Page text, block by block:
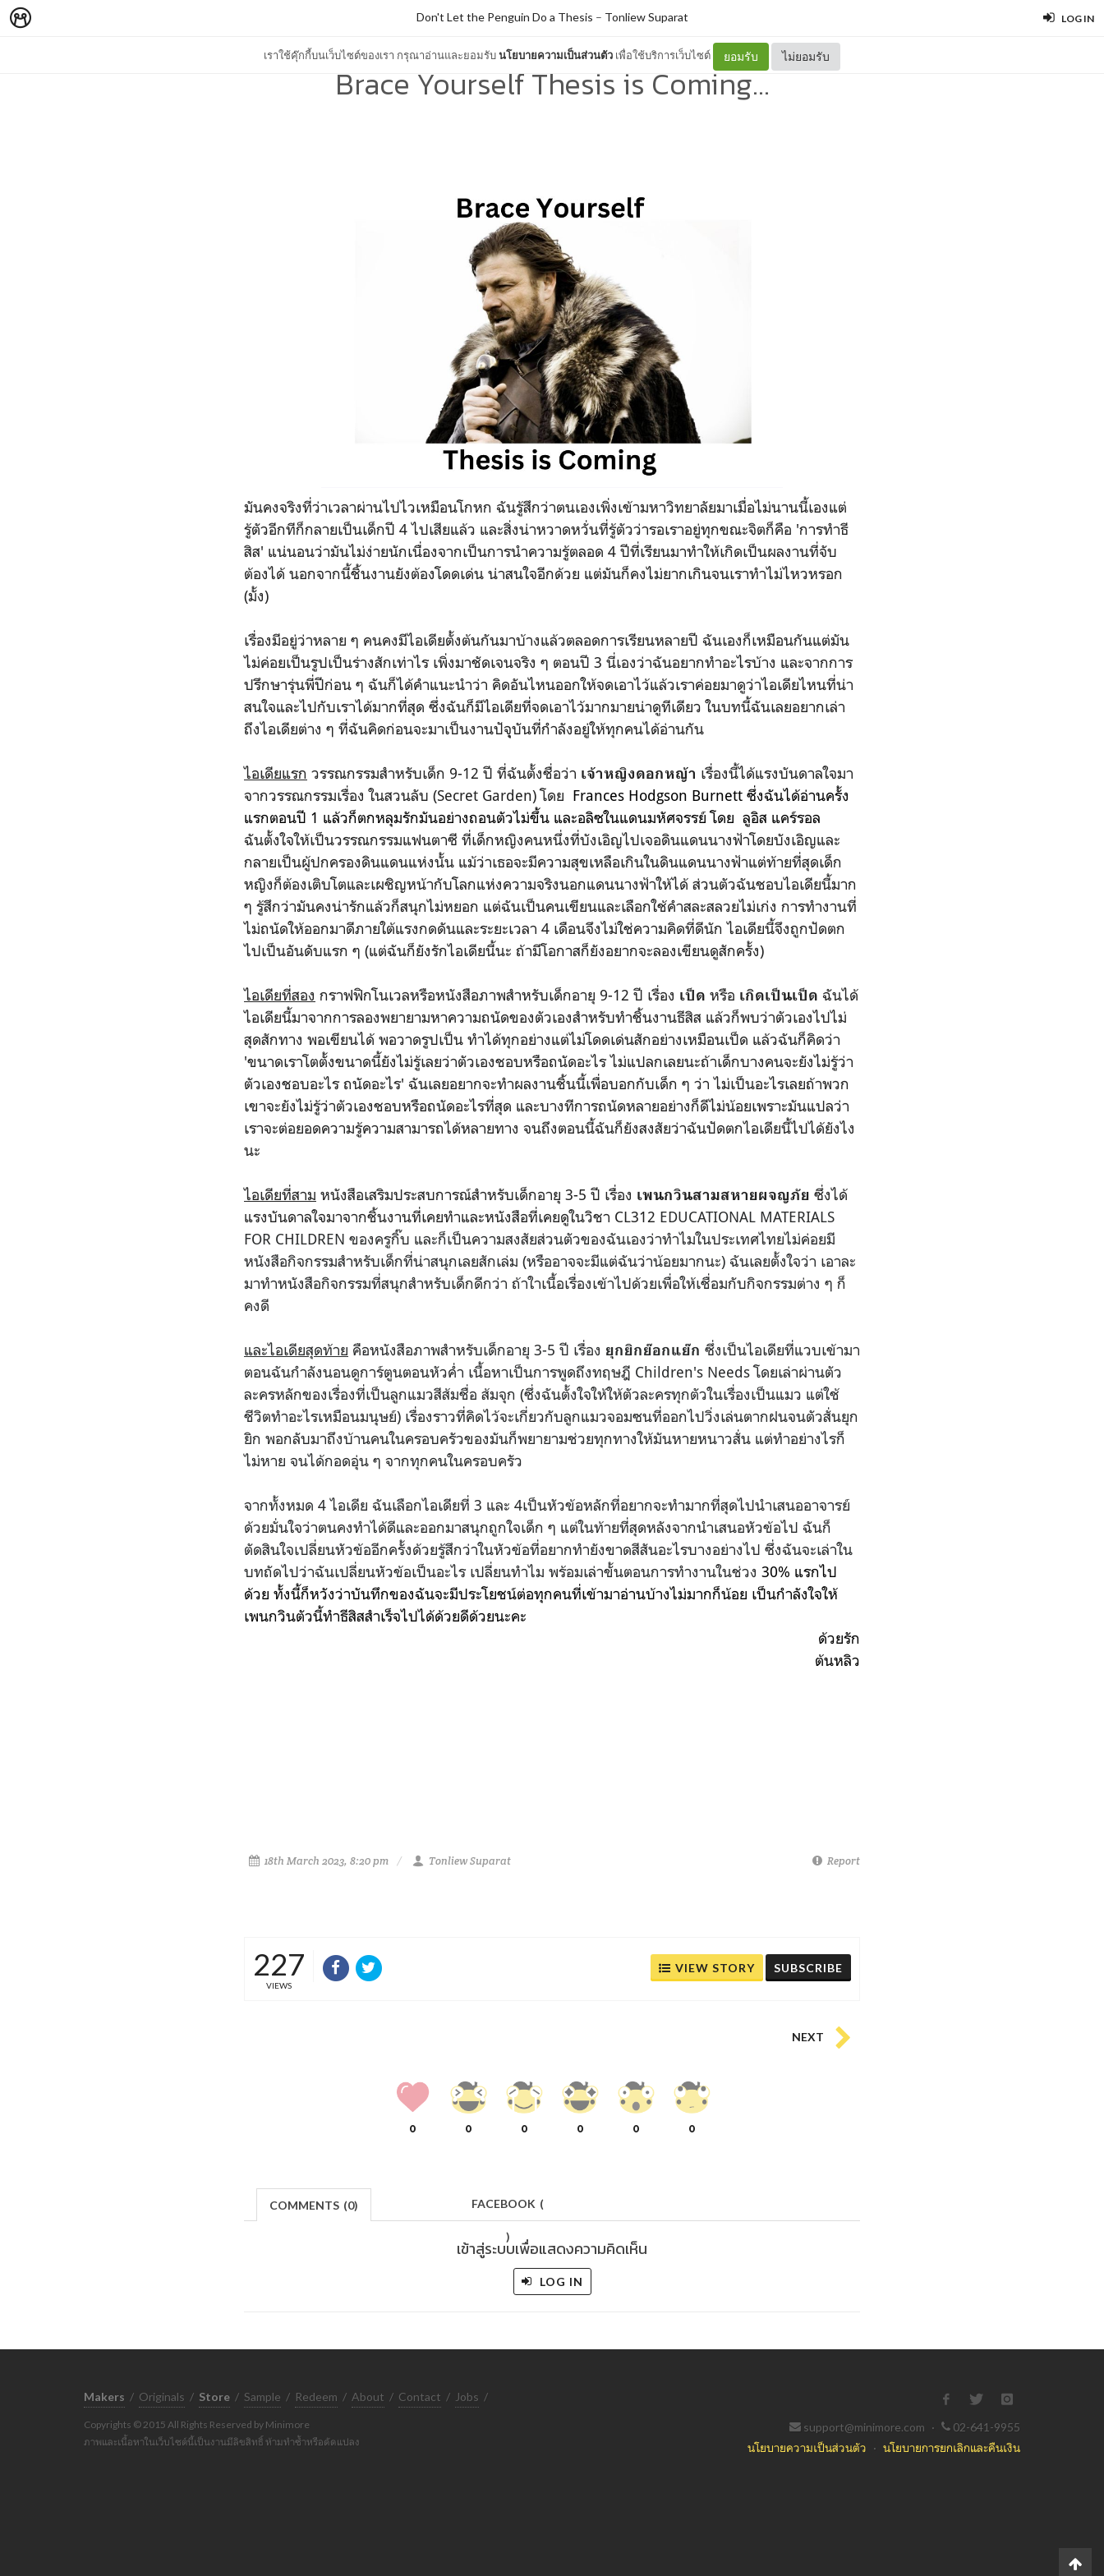
LOG IN
เราใช้คุ๊กกี้บนเว็บไซต์ของเรา กรุณาอ่านและยอมรับนโยบายความเป็นส่วนตัว เพื่อใช้บริการเว็บไซต์ ยอมรับ ไม่ยอมรับ
Don't Let the Penguin Do a Thesis – Tonliew Suparat
Brace Yourself Thesis is Coming...
มันคงจริงที่ว่าเวลาผ่านไปไวเหมือนโกหก ฉันรู้สึกว่าตนเองเพิ่งเข้ามหาวิทยาลัยมาเมื่อไม่นานนี้เองแต่
รู้ตัวอีกทีก็กลายเป็นเด็กปี 4 ไปเสียแล้ว และสิ่งน่าหวาดหวั่นที่รู้ตัวว่ารอเราอยู่ทุกขณะจิตก็คือ 'การทำธี
สิส' แน่นอนว่ามันไม่ง่ายนักเนื่องจากเป็นการนำความรู้ตลอด 4 ปีที่เรียนมาทำให้เกิดเป็นผลงานที่จับ
ต้องได้ นอกจากนี้ชิ้นงานยังต้องโดดเด่น น่าสนใจอีกด้วย แต่มันก็คงไม่ยากเกินจนเราทำไม่ไหวหรอก
(มั้ง)
เรื่องมีอยู่ว่าหลาย ๆ คนคงมีไอเดียตั้งต้นกันมาบ้างแล้วตลอดการเรียนหลายปี ฉันเองก็เหมือนกันแต่มัน
ไม่ค่อยเป็นรูปเป็นร่างสักเท่าไร เพิ่งมาชัดเจนจริง ๆ ตอนปี 3 นี่เองว่าฉันอยากทำอะไรบ้าง และจากการ
ปรึกษารุ่นพี่ปีก่อน ๆ ฉันก็ได้คำแนะนำว่า คิดอันไหนออกให้จดเอาไว้แล้วเราค่อยมาดูว่าไอเดียไหนที่น่า
สนใจและไปกับเราได้มากที่สุด ซึ่งฉันก็มีไอเดียที่จดเอาไว้มากมายน่าดูทีเดียว ในบทนี้ฉันเลยอยากเล่า
ถึงไอเดียต่าง ๆ ที่ฉันคิดก่อนจะมาเป็นงานปัจุุบันที่กำลังอยู่ให้ทุกคนได้อ่านกัน
ไอเดียแรก วรรณกรรมสำหรับเด็ก 9-12 ปี ที่ฉันตั้งชื่อว่า เจ้าหญิงดอกหญ้า เรื่องนี้ได้แรงบันดาลใจมา
จากวรรณกรรมเรื่อง ในสวนลับ (Secret Garden) โดย Frances Hodgson Burnett ซึ่งฉันได้อ่านครั้ง
แรกตอนปี 1 แล้วก็ตกหลุมรักมันอย่างถอนตัวไม่ขึ้น และอลิซในแดนมหัศจรรย์ โดย ลูอิส แคร์รอล
ฉันตั้งใจให้เป็นวรรณกรรมแฟนตาซี ที่เด็กหญิงคนหนึ่งที่บังเอิญไปเจอดินแดนนางฟ้าโดยบังเอิญและ
กลายเป็นผู้ปกครองดินแดนแห่งนั้น แม้ว่าเธอจะมีความสุขเหลือเกินในดินแดนนางฟ้าแต่ท้ายที่สุดเด็ก
หญิงก็ต้องเติบโตและเผชิญหน้ากับโลกแห่งความจริงนอกแดนนางฟ้าให้ได้ ส่วนตัวฉันชอบไอเดียนี้มาก
ๆ รู้สึกว่ามันคงน่ารักแล้วก็สนุกไม่หยอก แต่ฉันเป็นคนเขียนและเลือกใช้คำสละสลวยไม่เก่ง การทำงานที่
ไม่ถนัดให้ออกมาดีภายใต้แรงกดดันและระยะเวลา 4 เดือนจึงไม่ใช่ความคิดที่ดีนัก ไอเดียนี้จึงถูกปัดตก
ไปเป็นอันดับแรก ๆ (แต่ฉันก็ยังรักไอเดียนี้นะ ถ้ามีโอกาสก็ยังอยากจะลองเขียนดูสักครั้ง)
ไอเดียที่สอง กราฟฟิกโนเวลหรือหนังสือภาพสำหรับเด็กอายุ 9-12 ปี เรื่อง เป็ด หรือ เกิดเป็นเป็ด ฉันได้
ไอเดียนี้มาจากการลองพยายามหาความถนัดของตัวเองสำหรับทำชิ้นงานธีสิส แล้วก็พบว่าตัวเองไปไม่
สุดสักทาง พอเขียนได้ พอวาดรูปเป็น ทำได้ทุกอย่างแต่ไม่โดดเด่นสักอย่างเหมือนเป็ด แล้วฉันก็คิดว่า
'ขนาดเราโตตั้งขนาดนี้ยังไม่รู้เลยว่าตัวเองชอบหรือถนัดอะไร ไม่แปลกเลยนะถ้าเด็กบางคนจะยังไม่รู้ว่า
ตัวเองชอบอะไร ถนัดอะไร' ฉันเลยอยากจะทำผลงานชิ้นนี้เพื่อบอกกับเด็ก ๆ ว่า ไม่เป็นอะไรเลยถ้าพวก
เขาจะยังไม่รู้ว่าตัวเองชอบหรือถนัดอะไรที่สุด และบางทีการถนัดหลายอย่างก็ดีไม่น้อยเพราะมันแปลว่า
เราจะต่อยอดความรู้ความสามารถได้หลายทาง จนถึงตอนนี้ฉันก็ยังสงสัยว่าฉันปัดตกไอเดียนี้ไปได้ยังไง
นะ
ไอเดียที่สาม หนังสือเสริมประสบการณ์สำหรับเด็กอายุ 3-5 ปี เรื่อง เพนกวินสามสหายผจญภัย ซึ่งได้
แรงบันดาลใจมาจากชิ้นงานที่เคยทำและหนังสือที่เคยดูในวิชา CL312 EDUCATIONAL MATERIALS
FOR CHILDREN ของครูกิ๊บ และก็เป็นความสงสัยส่วนตัวของฉันเองว่าทำไมในประเทศไทยไม่ค่อยมี
หนังสือกิจกรรมสำหรับเด็กที่น่าสนุกเลยสักเล่ม (หรืออาจจะมีแต่ฉันว่าน้อยมากนะ) ฉันเลยตั้งใจว่า เอาละ
มาทำหนังสือกิจกรรมที่สนุกสำหรับเด็กดีกว่า ถ้าใาเนื้อเรื่องเข้าไปด้วยเพื่อให้เชื่อมกับกิจกรรมต่าง ๆ ก็
คงดี
และไอเดียสุดท้าย คือหนังสือภาพสำหรับเด็กอายุ 3-5 ปี เรื่อง ยุกยิกย๊อกแย๊ก ซึ่งเป็นไอเดียที่แวบเข้ามา
ตอนฉันกำลังนอนดูการ์ตูนตอนหัวค่ำ เนื้อหาเป็นการพูดถึงทฤษฎี Children's Needs โดยเล่าผ่านตัว
ละครหลักของเรื่องที่เป็นลูกแมวสีส้มชื่อ ส้มจุก (ซึ่งฉันตั้งใจให้ให้ตัวละครทุกตัวในเรื่องเป็นแมว แต่ใช้
ชีวิตทำอะไรเหมือนมนุษย์) เรื่องราวที่คิดไว้จะเกี่ยวกับลูกแมวจอมซนที่ออกไปวิ่งเล่นตากฝนจนตัวสั่นยุก
ยิก พอกลับมาถึงบ้านคนในครอบครัวของมันก็พยายามช่วยทุกทางให้มันหายหนาวสั่น แต่ทำอย่างไรก็
ไม่หาย จนได้กอดอุ่น ๆ จากทุกคนในครอบครัว
จากทั้งหมด 4 ไอเดีย ฉันเลือกไอเดียที่ 3 และ 4เป็นหัวข้อหลักที่อยากจะทำมากที่สุดไปนำเสนออาจารย์
ด้วยมั่นใจว่าตนคงทำได้ดีและออกมาสนุกถูกใจเด็ก ๆ แต่ในท้ายที่สุดหลังจากนำเสนอหัวข้อไป ฉันก็
ตัดสินใจเปลี่ยนหัวข้ออีกครั้งด้วยรู้สึกว่าในหัวข้อที่อยากทำยังขาดสีสันอะไรบางอย่างไป ซึ่งฉันจะเล่าใน
บทถัดไปว่าฉันเปลี่ยนหัวข้อเป็นอะไร เปลี่ยนทำไม พร้อมเล่าขั้นตอนการทำงานในช่วง 30% แรกไป
ด้วย ทั้งนี้ก็หวังว่าบันทึกของฉันจะมีประโยชน์ต่อทุกคนที่เข้ามาอ่านบ้างไม่มากก็น้อย เป็นกำลังใจให้
เพนกวินตัวนี้ทำธีสิสสำเร็จไปได้ด้วยดีด้วยนะคะ
ด้วยรัก
ต้นหลิว
18th March 2023, 8:20 pm Tonliew Suparat Report
227
VIEWS
VIEW STORY SUBSCRIBE
NEXT
0 0 0 0 0 0
COMMENTS (0) FACEBOOK (
)
เข้าสู่ระบบเพื่อแสดงความคิดเห็น
LOG IN
Makers / Originals / Store / Sample / Redeem / About / Contact / Jobs /
Copyrights © 2015 All Rights Reserved by Minimore
ภาพและเนื้อหาในเว็บไซต์นี้เป็นงานมีลิขสิทธิ์ ห้ามทำซ้ำหรือดัดแปลง
support@minimore.com ·
02-641-9955
นโยบายความเป็นส่วนตัว · นโยบายการยกเลิกและคืนเงิน